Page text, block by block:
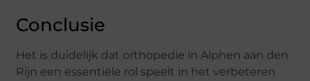
Conclusie
Het is duidelijk dat orthopedie in Alphen aan den
Rijn een essentiële rol speelt in het verbeteren